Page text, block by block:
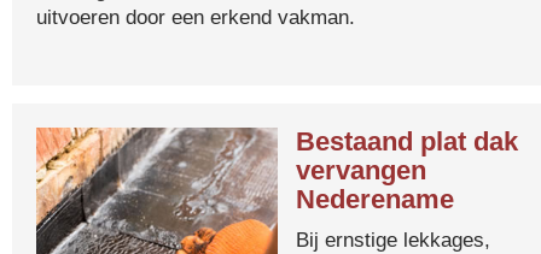
uitvoeren door een erkend vakman.
Bestaand plat dak
vervangen
Nederename
Bij ernstige lekkages,